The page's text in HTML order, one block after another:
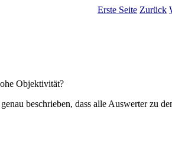
Erste Seite Zurück
Objektivität?
beschrieben, dass alle Auswerter zu